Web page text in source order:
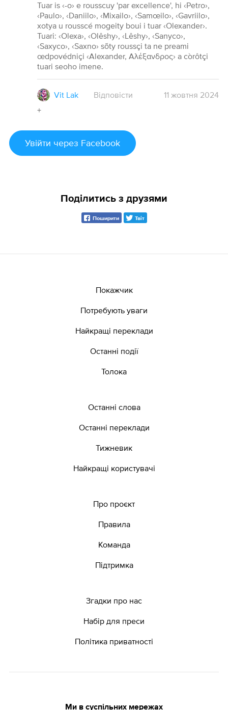
Tuar is ‹-o› e rousscuy 'par excellence', hi ‹Petro›,
‹Paulo›, ‹Daniilo›, ‹Mixailo›, ‹Samœilo›, ‹Gavriilo›,
xotya u rousscé mogeity boui i tuar ‹Olexander›.
Tuari: ‹Olexa›, ‹Olêshy›, ‹Lêshy›, ‹Sanyco›,
‹Saxyco›, ‹Saxno› sõty roussçi ta ne preami
œdpovédniçi ‹Alexander, Αλέξανδρος› a còrôtçi
tuari seoho imene.
Vit Lak Відповісти 11жовтня 2024
+
Увійти через Facebook
Поділитись з друзями
Поширити Твіт
Покажчик
Потребують уваги
Найкращі переклади
Останні події
Толока
Останні слова
Останні переклади
Тижневик
Найкращі користувачі
Про проєкт
Правила
Команда
Підтримка
Згадки про нас
Набір для преси
Політика приватності
Ми в суспільних мережах